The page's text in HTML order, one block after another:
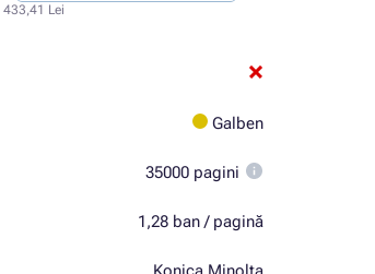
433,41 Lei
Galben
35000 pagini
1,28 ban / pagină